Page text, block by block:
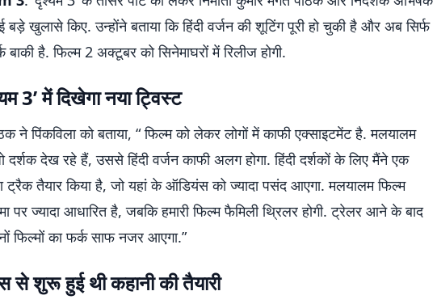
खुलासे किए. उन्होंने बताया कि हिंदी वर्जन की शूटिंग पूरी हो चुकी है और अब सिर्फ
बाकी है. फिल्म 2 अक्टूबर को सिनेमाघरों में रिलीज होगी.
3’ में दिखेगा नया ट्विस्ट
ने पिंकविला को बताया, “ फिल्म को लेकर लोगों में काफी एक्साइटमेंट है. मलयालम
दर्शक देख रहे हैं, उससे हिंदी वर्जन काफी अलग होगा. हिंदी दर्शकों के लिए मैंने एक
ट्रैक तैयार किया है, जो यहां के ऑडियंस को ज्यादा पसंद आएगा. मलयालम फिल्म
पर ज्यादा आधारित है, जबकि हमारी फिल्म फैमिली थ्रिलर होगी. ट्रेलर आने के बाद
फिल्मों का फर्क साफ नजर आएगा.”
से शुरू हुई थी कहानी की तैयारी